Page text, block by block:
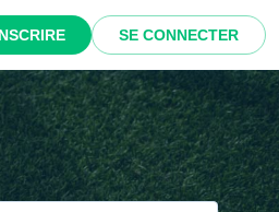
SE CONNECTER